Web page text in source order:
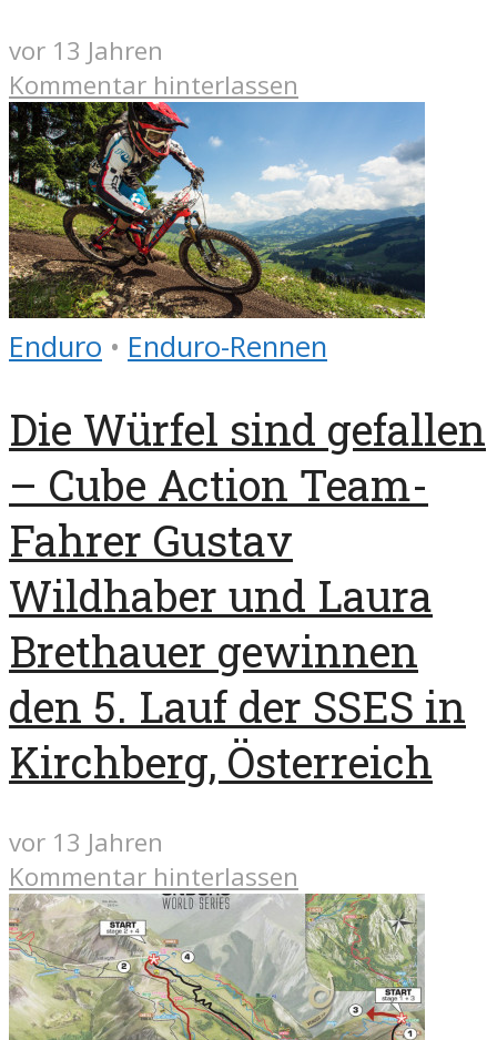
vor 13 Jahren
Kommentar hinterlassen
Enduro • Enduro-Rennen
Die Würfel sind gefallen
– Cube Action Team-
Fahrer Gustav
Wildhaber und Laura
Brethauer gewinnen
den 5. Lauf der SSES in
Kirchberg, Österreich
vor 13 Jahren
Kommentar hinterlassen